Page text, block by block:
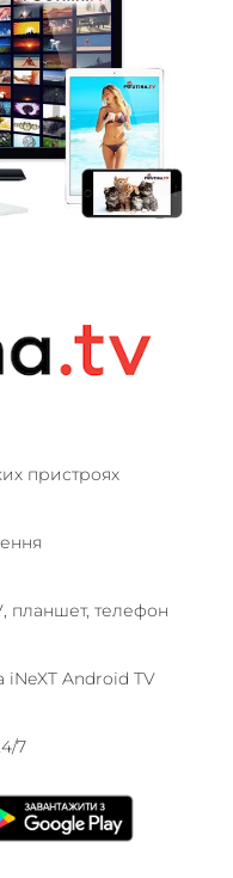
пристроях
планшет, телефон
Android TV
7